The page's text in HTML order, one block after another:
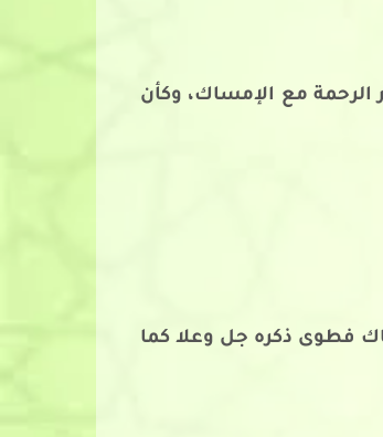
مع الإمساك، وكأن
فطوى ذكره جل وعلا كما